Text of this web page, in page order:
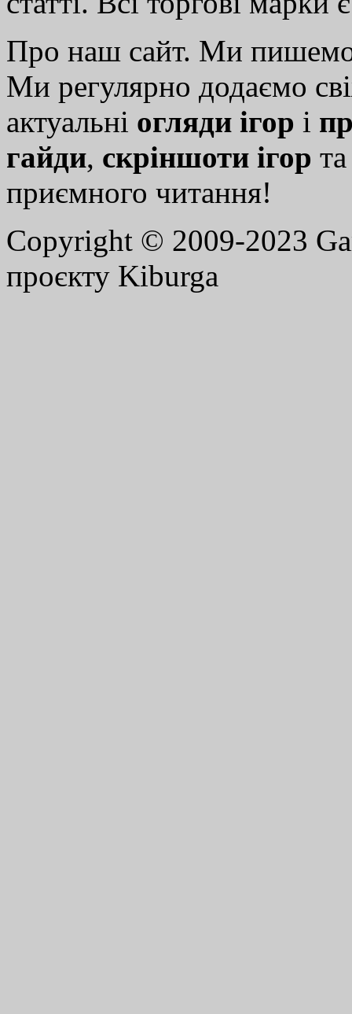
Про наш сайт. Ми
Ми регулярно додаємо
актуальні огляди ігор і
гайди, скріншоти ігор
приємного читання!
Copyright © 2009-2023
проєкту Kiburga